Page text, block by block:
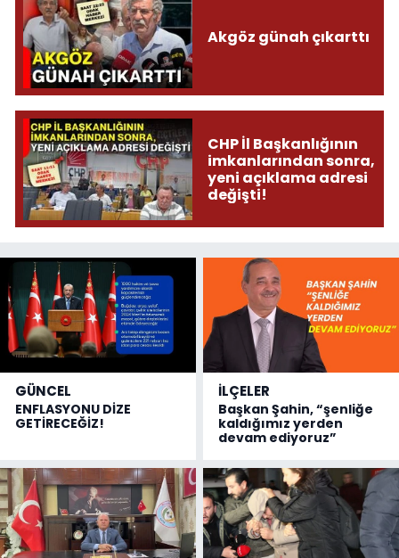
Akgöz günah çıkarttı
CHP İl Başkanlığının
imkanlarından sonra,
yeni açıklama adresi
değişti!
GÜNCEL
ENFLASYONU DİZE
GETİRECEĞİZ!
İLÇELER
Başkan Şahin, “şenliğe
kaldığımız yerden
devam ediyoruz”